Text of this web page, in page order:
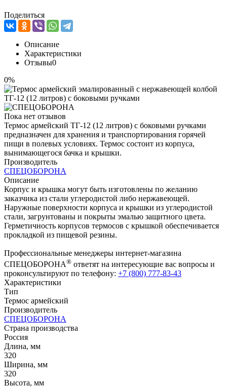
Поделиться
Описание
Характеристики
Отзывы0
0%
Пока нет отзывов
Термос армейский ТГ-12 (12 литров) с боковыми ручками
предназначен для хранения и транспортирования горячей
пищи в полевых условиях. Термос состоит из корпуса,
вынимающегося бачка и крышки.
Производитель
СПЕЦОБОРОНА
Описание
Корпус и крышка могут быть изготовлены по желанию
заказчика из стали углеродистой либо нержавеющей.
Наружные поверхности корпуса и крышки из углеродистой
стали, загрунтованы и покрыты эмалью защитного цвета.
Герметичность корпусов термосов с крышкой обеспечивается
прокладкой из пищевой резины.
Профессиональные менеджеры интернет-магазина
СПЕЦОБОРОНА® ответят на интересующие вас вопросы и
проконсультируют по телефону: +7 (800) 777-83-43
Характеристики
Тип
Термос армейский
Производитель
СПЕЦОБОРОНА
Страна производства
Россия
Длина, мм
320
Ширина, мм
320
Высота, мм